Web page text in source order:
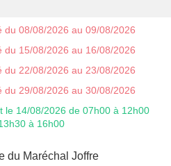
du Maréchal Joffre
du 08/08/2026 au 09/08/2026
du 15/08/2026 au 16/08/2026
du 22/08/2026 au 23/08/2026
du 29/08/2026 au 30/08/2026
le 14/08/2026 de 07h00 à 12h00
à 16h00